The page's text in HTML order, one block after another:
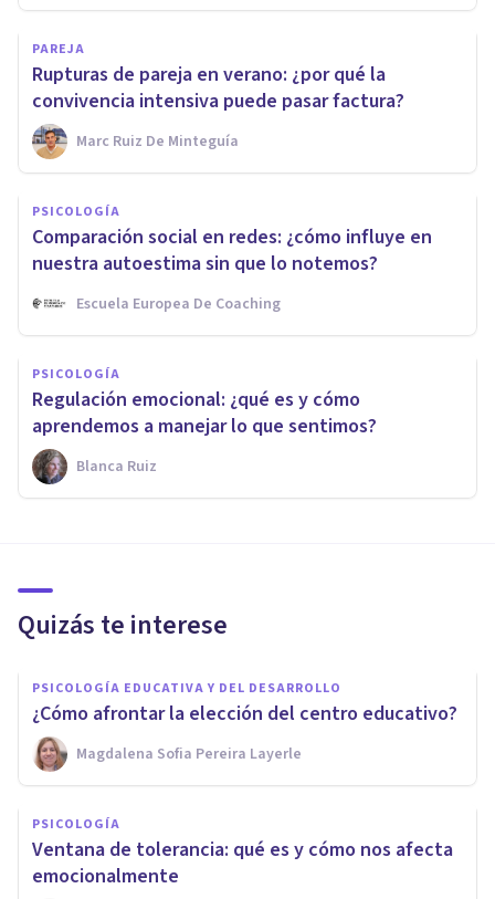
PAREJA
Rupturas de pareja en verano: ¿por qué la
convivencia intensiva puede pasar factura?
Marc Ruiz De Minteguía
PSICOLOGÍA
Comparación social en redes: ¿cómo influye en
nuestra autoestima sin que lo notemos?
Escuela Europea De Coaching
PSICOLOGÍA
Regulación emocional: ¿qué es y cómo
aprendemos a manejar lo que sentimos?
Blanca Ruiz
Quizás te interese
PSICOLOGÍA EDUCATIVA Y DEL DESARROLLO
¿Cómo afrontar la elección del centro educativo?
Magdalena Sofia Pereira Layerle
PSICOLOGÍA
Ventana de tolerancia: qué es y cómo nos afecta
emocionalmente